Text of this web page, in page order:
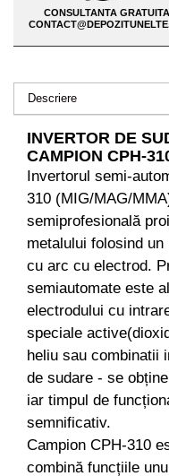
Tractorase pentru gazon
Pompe de apa
Accesorii pentru irigatii
Furtunuri
Hidrofoare
Pompe de apa de
Pompe recirculare
Pompe submersibile
Sisteme de irigat si
Timp liber
Accesorii pentru ATV
Alte vehicule electrice
ATV-uri
Biciclete
Scuter
Tocatoare resturi
CONSULTANTA GRATUITA
Descriere
INVERTOR DE
CAMPION CPH-
Invertorul semi-
310 (MIG/MAG/
semiprofesională
metalului folosind
cu arc cu electrod.
semiautomate este
electrodului cu
speciale
heliu sau combinatii
de sudare - se
iar timpul de
semnificativ.
Campion CPH-310
combină funcțiile